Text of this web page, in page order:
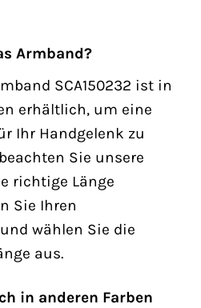
Armband?
SCA150232 ist in
erhältlich, um eine
Ihr Handgelenk zu
Sie unsere
richtige Länge
Sie Ihren
wählen Sie die
aus.
in anderen Farben